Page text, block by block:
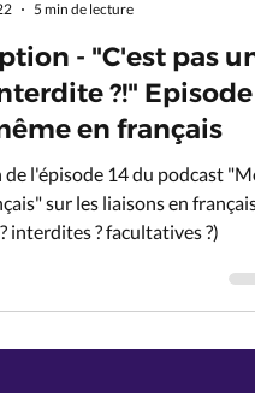
- "C'est pas
?!" Episode
en français
l'épisode 14 du podcast
sur les liaisons en français